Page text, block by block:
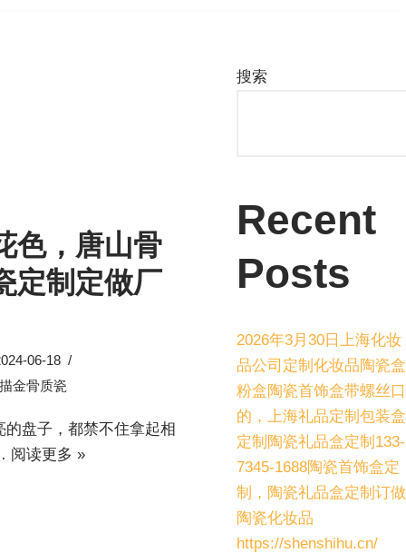
色，唐山骨
定制定做厂
06-18
金骨质瓷
盘子，都禁不住拿起相
阅读更多 »
搜索
Recent
Posts
2026年3月30日上海化妆
品公司定制化妆品陶瓷盒
粉盒陶瓷首饰盒带螺丝口
的，上海礼品定制包装盒
定制陶瓷礼品盒定制133-
7345-1688陶瓷首饰盒定
制，陶瓷礼品盒定制订做
陶瓷化妆品
https://shenshihu.cn/